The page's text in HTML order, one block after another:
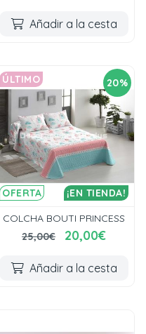
Añadir a la cesta
20%
OFERTA ¡EN TIENDA!
ÚLTIMO
COLCHA BOUTI PRINCESS
25,00€
20,00€
Añadir a la cesta